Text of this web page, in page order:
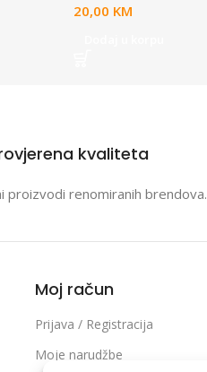
20,00 KM
kvaliteta
proizvodi renomiranih brendova.
Moj račun
Prijava / Registracija
Moje narudžbe